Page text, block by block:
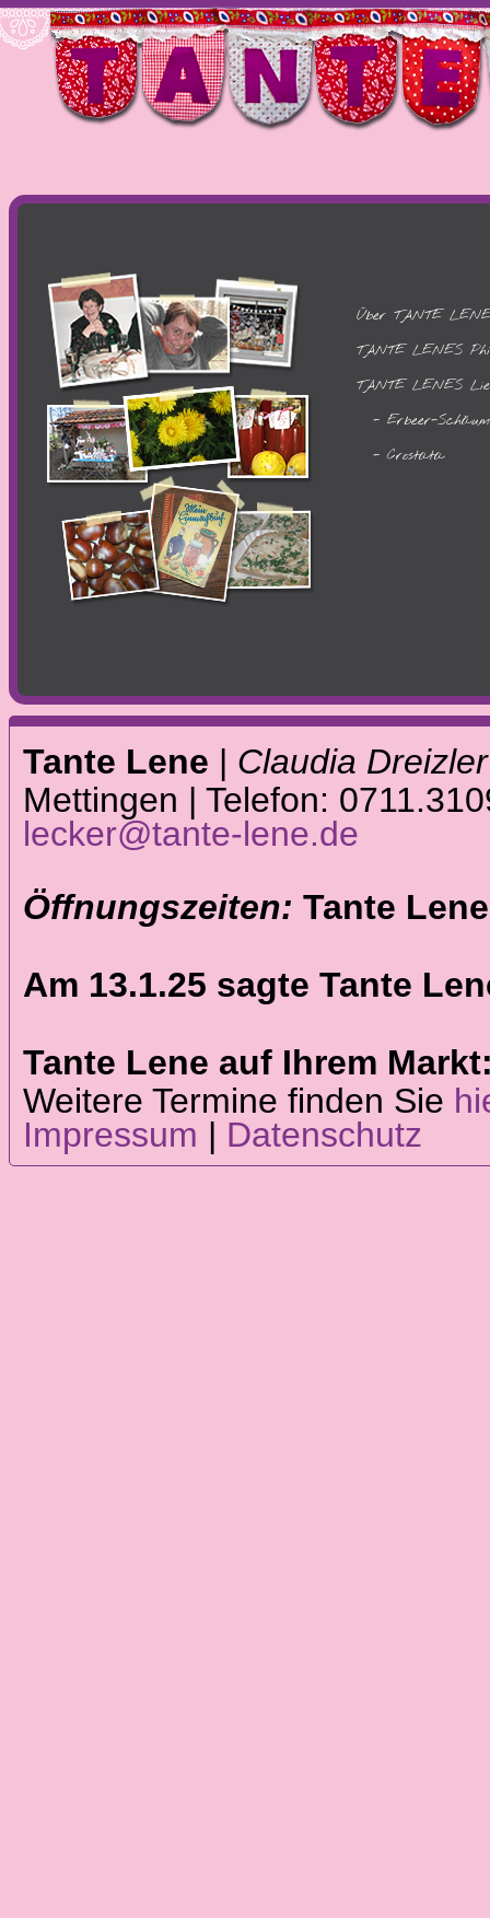
Über TANTE LENE
TANTE LENES
TANTE LENES
- Erbeer-
- Crostata
Tante Lene | Claudia Dreizler
Mettingen | Telefon:
lecker@tante-lene.de
Öffnungszeiten: Tante
Am 13.1.25 sagte Tante
Tante Lene auf Ihrem
Weitere Termine finden Sie
Impressum | Datenschutz